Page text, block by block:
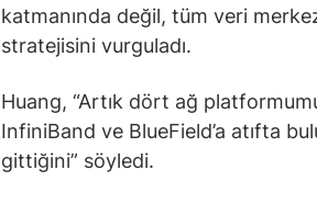
katmanında değil, tüm veri
stratejisini vurguladı.
Huang, “Artık dört ağ
InfiniBand ve BlueField’a atıfta
gittiğini” söyledi.